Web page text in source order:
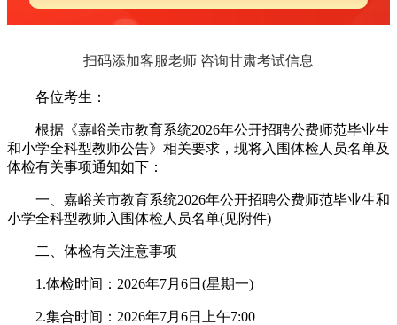
扫码添加客服老师 咨询甘肃考试信息
各位考生：
根据《嘉峪关市教育系统2026年公开招聘公费师范毕业生
和小学全科型教师公告》相关要求，现将入围体检人员名单及
体检有关事项通知如下：
一、嘉峪关市教育系统2026年公开招聘公费师范毕业生和
小学全科型教师入围体检人员名单(见附件)
二、体检有关注意事项
1.体检时间：2026年7月6日(星期一)
2.集合时间：2026年7月6日上午7:00